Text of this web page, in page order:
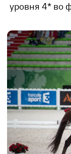
уровня 4* во